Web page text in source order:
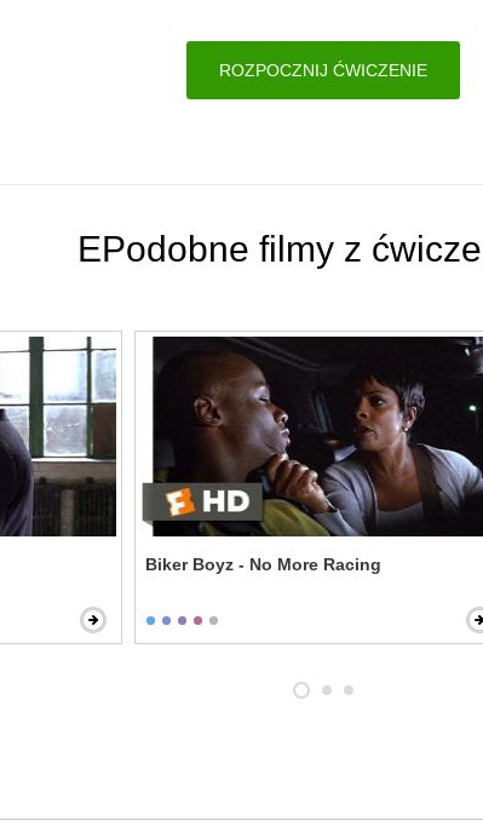
ROZPOCZNIJ ĆWICZENIE
EPodobne filmy z
Biker Boyz - No More Racing